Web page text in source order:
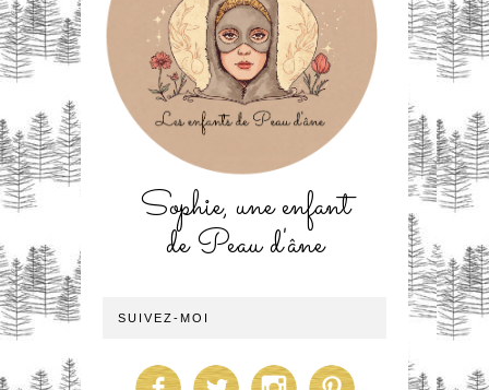
Sophie, une enfant
de Peau d'âne
SUIVEZ-MOI